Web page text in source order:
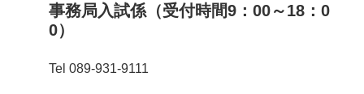
事務局入試係（受付時間9：00～18：0
0）
Tel 089-931-9111